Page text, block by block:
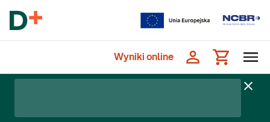
Wyniki online